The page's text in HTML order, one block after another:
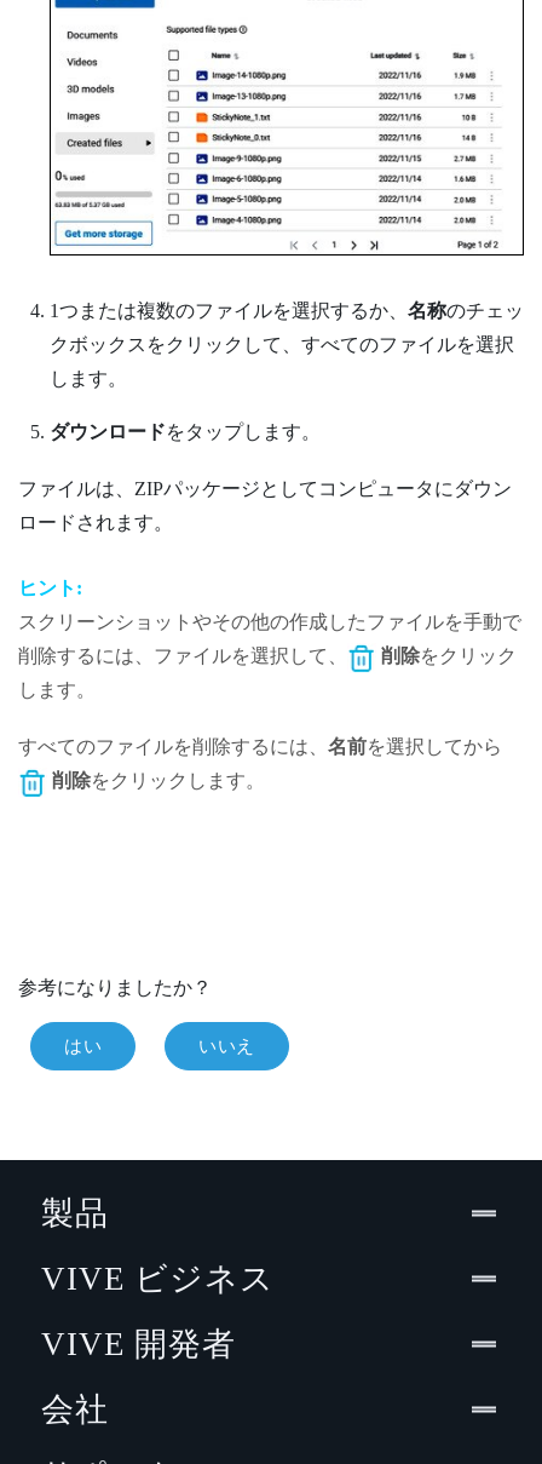
1つまたは複数のファイルを選択するか、 名称のチェッ
クボックスをクリックして、すべてのファイルを選択
します。
ダウンロードをタップします。
ファイルは、ZIPパッケージとしてコンピュータにダウン
ロードされます。
ヒント:
スクリーンショットやその他の作成したファイルを手動で
削除するには、ファイルを選択して、
削除をクリック
します。
すべてのファイルを削除するには、 名前を選択してから
削除をクリックします。
参考になりましたか？
はい いいえ
製品
VIVE ビジネス
VIVE 開発者
会社